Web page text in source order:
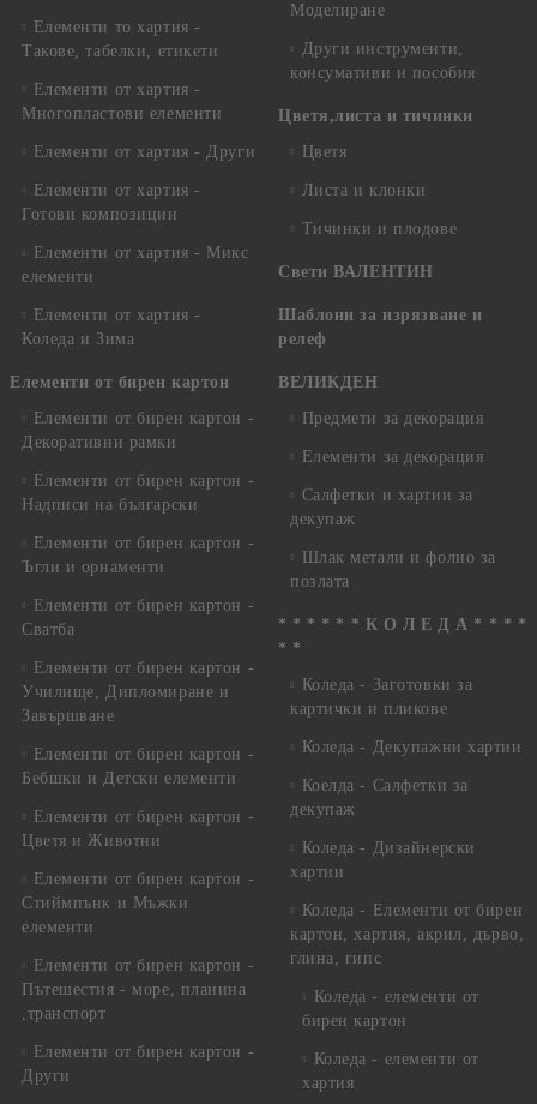
Елементи то хартия -
Такове, табелки, етикети
Елементи от хартия -
Многопластови елементи
Елементи от хартия - Други
Елементи от хартия -
Готови композиции
Елементи от хартия - Микс
елементи
Елементи от хартия -
Коледа и Зима
Елементи от бирен картон
Елементи от бирен картон -
Декоративни рамки
Елементи от бирен картон -
Надписи на български
Елементи от бирен картон -
Ъгли и орнаменти
Елементи от бирен картон -
Сватба
Елементи от бирен картон -
Училище, Дипломиране и
Завършване
Елементи от бирен картон -
Бебшки и Детски елементи
Елементи от бирен картон -
Цветя и Животни
Елементи от бирен картон -
Стиймпънк и Мъжки
елементи
Елементи от бирен картон -
Пътешестия - море, планина
,транспорт
Елементи от бирен картон -
Други
Моделиране
Други инструменти,
консумативи и пособия
Цветя,листа и тичинки
Цветя
Листа и клонки
Тичинки и плодове
Свети ВАЛЕНТИН
Шаблони за изрязване и
релеф
ВЕЛИКДЕН
Предмети за декорация
Елементи за декорация
Салфетки и хартии за
декупаж
Шлак метали и фолио за
позлата
* * * * * * К О Л Е Д А * * * *
* *
Коледа - Заготовки за
картички и пликове
Коледа - Декупажни хартии
Коелда - Салфетки за
декупаж
Коледа - Дизайнерски
хартии
Коледа - Eлементи от бирен
картон, хартия, акрил, дърво,
глина, гипс
Коледа - елементи от
бирен картон
Коледа - елементи от
хартия